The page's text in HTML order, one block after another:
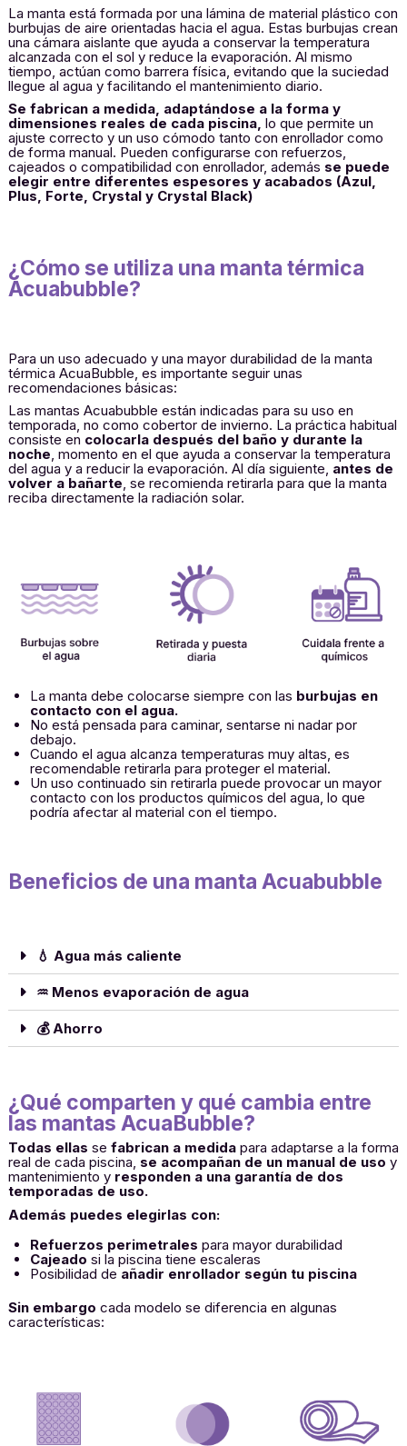
La manta está formada por una lámina de material plástico con
burbujas de aire orientadas hacia el agua. Estas burbujas crean
una cámara aislante que ayuda a conservar la temperatura
alcanzada con el sol y reduce la evaporación. Al mismo
tiempo, actúan como barrera física, evitando que la suciedad
llegue al agua y facilitando el mantenimiento diario.
Se fabrican a medida, adaptándose a la forma y
dimensiones reales de cada piscina, lo que permite un
ajuste correcto y un uso cómodo tanto con enrollador como
de forma manual. Pueden configurarse con refuerzos,
cajeados o compatibilidad con enrollador, además se puede
elegir entre diferentes espesores y acabados (Azul,
Plus, Forte, Crystal y Crystal Black)
¿Cómo se utiliza una manta térmica
Acuabubble?
Para un uso adecuado y una mayor durabilidad de la manta
térmica AcuaBubble, es importante seguir unas
recomendaciones básicas:
Las mantas Acuabubble están indicadas para su uso en
temporada, no como cobertor de invierno. La práctica habitual
consiste en colocarla después del baño y durante la
noche, momento en el que ayuda a conservar la temperatura
del agua y a reducir la evaporación. Al día siguiente, antes de
volver a bañarte, se recomienda retirarla para que la manta
reciba directamente la radiación solar.
La manta debe colocarse siempre con las burbujas en
contacto con el agua.
No está pensada para caminar, sentarse ni nadar por
debajo.
Cuando el agua alcanza temperaturas muy altas, es
recomendable retirarla para proteger el material.
Un uso continuado sin retirarla puede provocar un mayor
contacto con los productos químicos del agua, lo que
podría afectar al material con el tiempo.
Beneficios de una manta Acuabubble
💧 Agua más caliente
♒ Menos evaporación de agua
💰 Ahorro
¿Qué comparten y qué cambia entre
las mantas AcuaBubble?
Todas ellas se fabrican a medida para adaptarse a la forma
real de cada piscina, se acompañan de un manual de uso y
mantenimiento y responden a una garantía de dos
temporadas de uso.
Además puedes elegirlas con:
Refuerzos perimetrales para mayor durabilidad
Cajeado si la piscina tiene escaleras
Posibilidad de añadir enrollador según tu piscina
Sin embargo cada modelo se diferencia en algunas
características: